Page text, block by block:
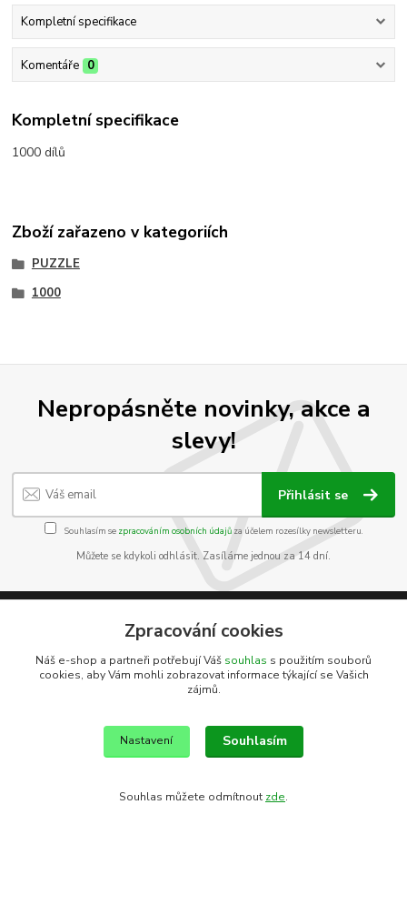
Kompletní specifikace
Komentáře 0
Kompletní specifikace
1000 dílů
Zboží zařazeno v kategoriích
PUZZLE
1000
Nepropásněte novinky, akce a
slevy!
Přihlásit se
Souhlasím se zpracováním osobních údajůza účelem rozesílky newsletteru.
Můžete se kdykoli odhlásit. Zasíláme jednou za 14 dní.
Informace pro zákazníky
O nás
Zpracování cookies
Náš e-shop a partneři potřebují Váš souhlas s použitím souborů
cookies, aby Vám mohli zobrazovat informace týkající se Vašich
zájmů.
Nastavení Souhlasím
Souhlas můžete odmítnout zde.